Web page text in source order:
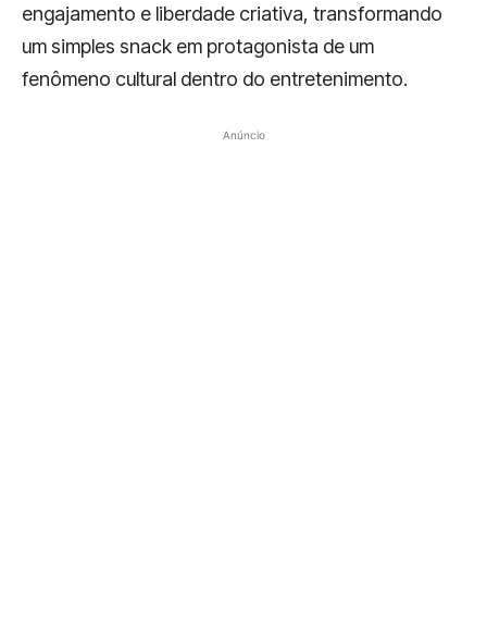
engajamento e liberdade criativa, transformando
um simples snack em protagonista de um
fenômeno cultural dentro do entretenimento.
Anúncio